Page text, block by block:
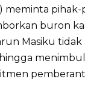
meminta pihak-
buron
Masiku